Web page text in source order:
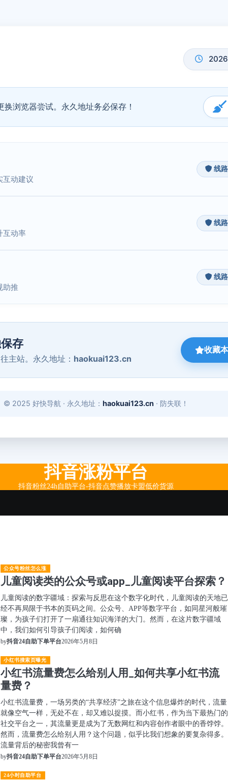
抖音涨粉平台
抖音粉丝24h自助平台-抖音点赞播放卡盟低价货源
公众号粉丝怎么涨
儿童阅读类的公众号或app_儿童阅读平台探索？
儿童阅读的数字疆域：探索与反思在这个数字化时代，儿童阅读的天地已
经不再局限于书本的页码之间。公众号、APP等数字平台，如同星河般璀
璨，为孩子们打开了一扇通往知识海洋的大门。然而，在这片数字疆域
中，我们如何引导孩子们阅读，如何确
by抖音24自助下单平台2026年5月8日
小红书搜索页曝光
小红书流量费怎么给别人用_如何共享小红书流
量费？
小红书流量费，一场另类的“共享经济”之旅在这个信息爆炸的时代，流量
就像空气一样，无处不在，却又难以捉摸。而小红书，作为当下最热门的
社交平台之一，其流量更是成为了无数网红和内容创作者眼中的香饽饽。
然而，流量费怎么给别人用？这个问题，似乎比我们想象的要复杂得多。
流量背后的秘密我曾有一
by抖音24自助下单平台2026年5月8日
24小时自助平台